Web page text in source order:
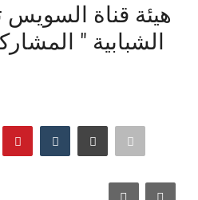
هيئة قناة
الشبابية "